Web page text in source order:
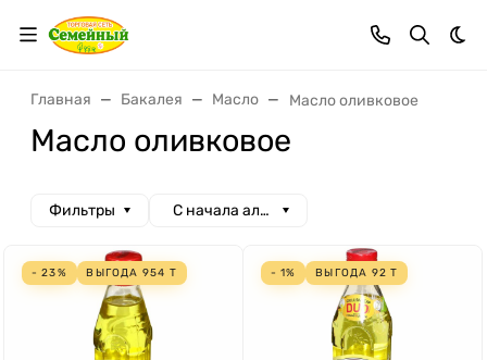
Главная Бакалея Масло Масло оливковое
Масло оливковое
Фильтры С начала алфавита
- 23% ВЫГОДА 954 Т - 1% ВЫГОДА 92 Т